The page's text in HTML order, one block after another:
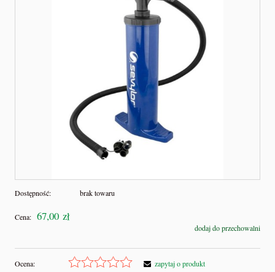
Dostępność: brak towaru
Cena: 67,00 zł
dodaj do przechowalni
Ocena:
zapytaj o produkt